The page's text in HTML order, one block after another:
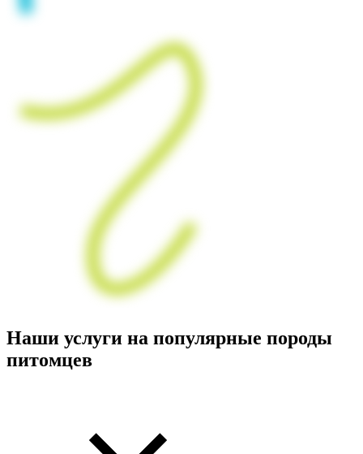
Наши услуги на популярные породы
питомцев